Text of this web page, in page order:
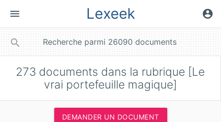
menu Lexeek account_circle
search
273 documents dans la rubrique [Le
vrai portefeuille magique]
DEMANDER UN DOCUMENT